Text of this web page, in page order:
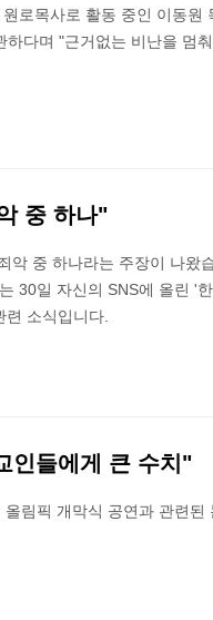
로목사로 활동 중인 이동원
다며 "근거없는 비난을 멈
중 하나"
악 중 하나라는 주장이 나왔
30일 자신의 SNS에 올린 '
소식입니다.
인들에게 큰 수치"
림픽 개막식 공연과 관련된